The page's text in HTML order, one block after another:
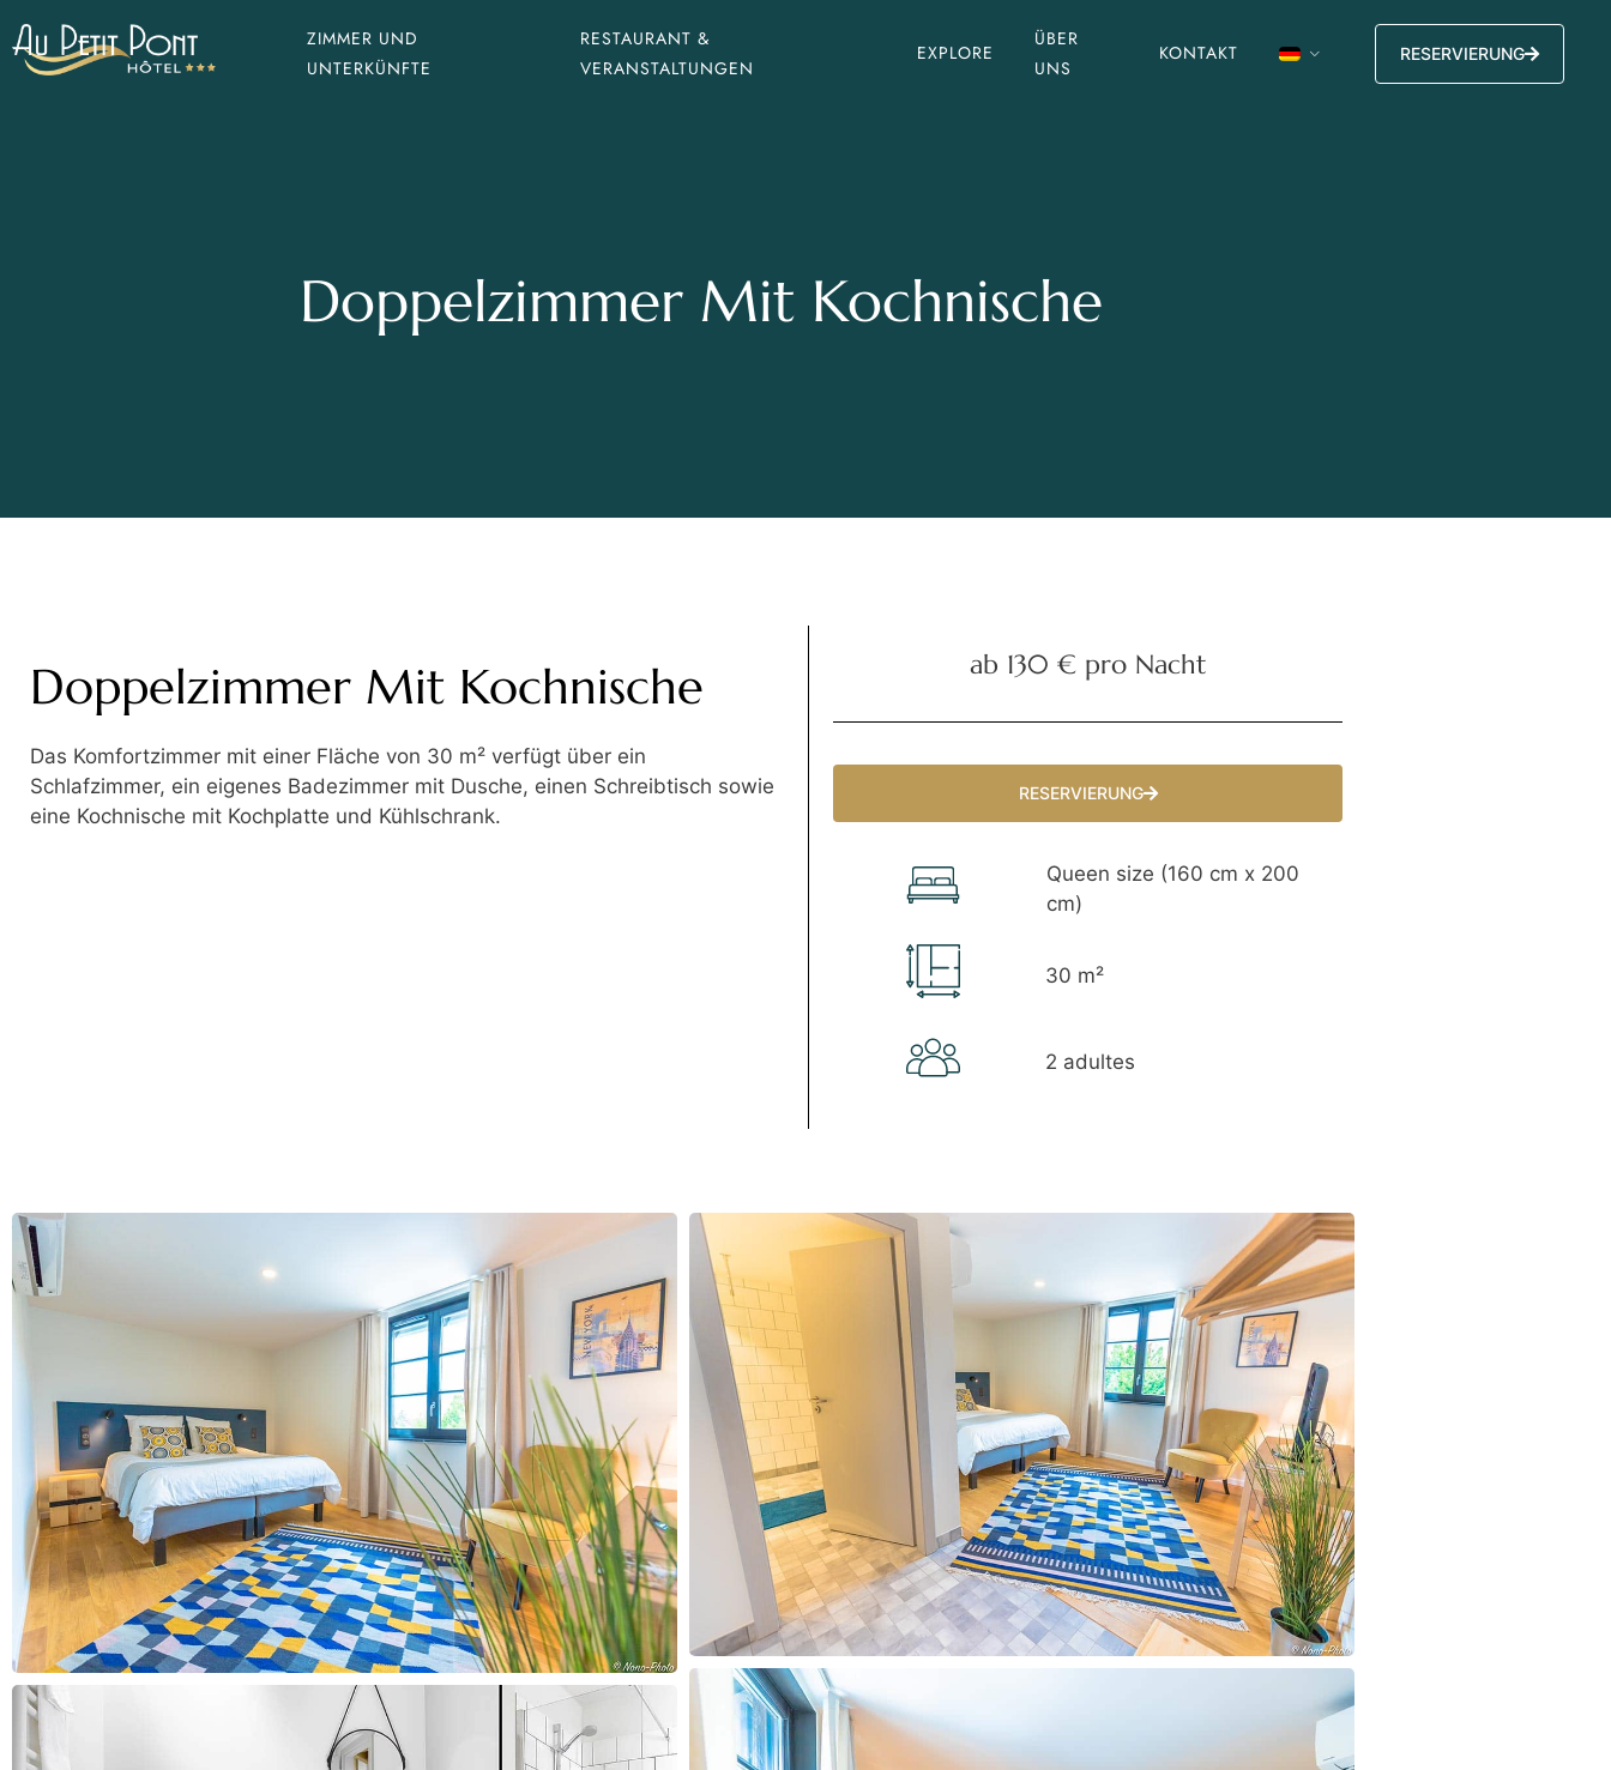
ZIMMER UND
UNTERKÜNFTE
RESTAURANT &
VERANSTALTUNGEN
EXPLORE
ÜBER
UNS
KONTAKT RESERVIERUNG
Doppelzimmer Mit Kochnische
Doppelzimmer Mit Kochnische
Das Komfortzimmer mit einer Fläche von 30 m² verfügt über ein
Schlafzimmer, ein eigenes Badezimmer mit Dusche, einen Schreibtisch sowie
eine Kochnische mit Kochplatte und Kühlschrank.
ab 130 € pro Nacht
RESERVIERUNG
Queen size (160 cm x 200
cm)
30 m²
2 adultes